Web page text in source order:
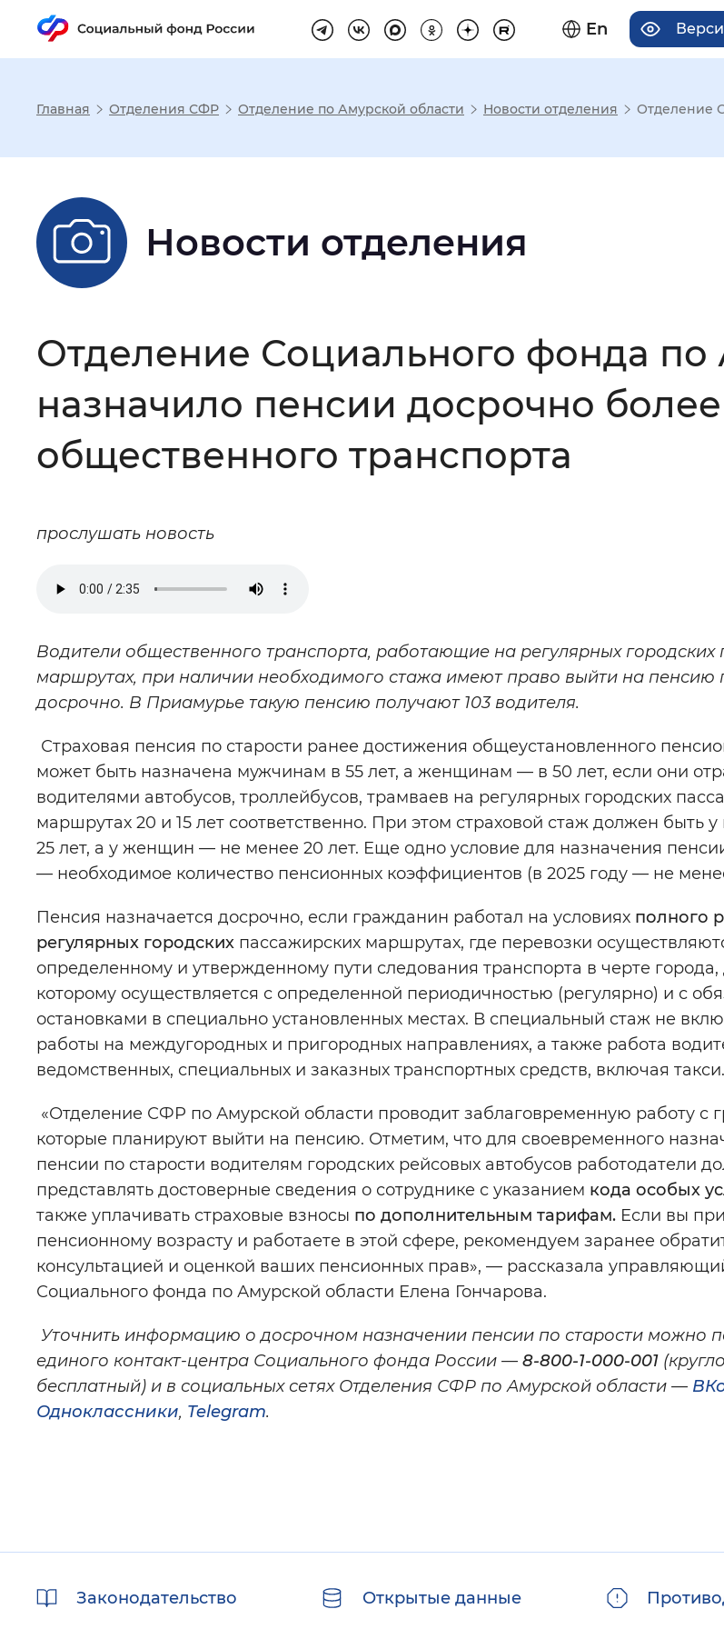
En
Настройка режима
Размер шрифта
Шрифт
Интервал между буквами : Нормальный Увеличенный
Звуковой ассистент
Вернуть стандартные настройки
Главная Отделения СФР Отделение по Амурской области Новости отделения Отделение
Новости отделения
Отделение Социального фонда по
назначило пенсии досрочно
общественного транспорта
прослушать новость
Водители общественного транспорта, работающие на регулярных городских
маршрутах, при наличии необходимого стажа имеют право выйти на пенсию
досрочно. В Приамурье такую пенсию получают 103 водителя.
Страховая пенсия по старости ранее достижения общеустановленного
может быть назначена мужчинам в 55 лет, а женщинам — в 50 лет, если они
водителями автобусов, троллейбусов, трамваев на регулярных городских
маршрутах 20 и 15 лет соответственно. При этом страховой стаж должен быть
25 лет, а у женщин — не менее 20 лет. Еще одно условие для назначения
— необходимое количество пенсионных коэффициентов (в 2025 году — не
Пенсия назначается досрочно, если гражданин работал на условиях полного
регулярных городских пассажирских маршрутах, где перевозки
определенному и утвержденному пути следования транспорта в черте
которому осуществляется с определенной периодичностью (регулярно) и с
остановками в специально установленных местах. В специальный стаж не
работы на междугородных и пригородных направлениях, а также работа
ведомственных, специальных и заказных транспортных средств, включая такси.
«Отделение СФР по Амурской области проводит заблаговременную работу с
которые планируют выйти на пенсию. Отметим, что для своевременного
пенсии по старости водителям городских рейсовых автобусов работодатели
представлять достоверные сведения о сотруднике с указанием кода особых
также уплачивать страховые взносы по дополнительным тарифам. Если вы
пенсионному возрасту и работаете в этой сфере, рекомендуем заранее
консультацией и оценкой ваших пенсионных прав», — рассказала
Социального фонда по Амурской области Елена Гончарова.
Уточнить информацию о досрочном назначении пенсии по старости можно
единого контакт-центра Социального фонда России — 8-800-1-000-001
бесплатный) и в социальных сетях Отделения СФР по Амурской области —
Одноклассники, Telegram.
ссылкиЗаконодательство Открытые данные